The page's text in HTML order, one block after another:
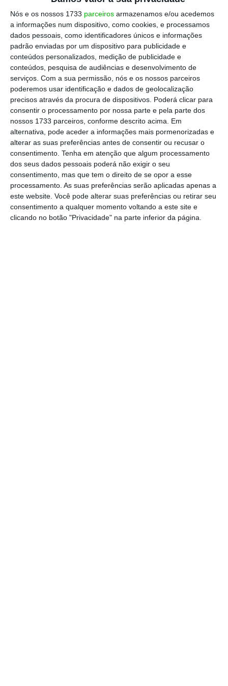
Nós e os nossos 1733 parceiros armazenamos e/ou acedemos
a informações num dispositivo, como cookies, e processamos
dados pessoais, como identificadores únicos e informações
padrão enviadas por um dispositivo para publicidade e
conteúdos personalizados, medição de publicidade e
conteúdos, pesquisa de audiências e desenvolvimento de
serviços. Com a sua permissão, nós e os nossos parceiros
poderemos usar identificação e dados de geolocalização
precisos através da procura de dispositivos. Poderá clicar para
consentir o processamento por nossa parte e pela parte dos
nossos 1733 parceiros, conforme descrito acima. Em
alternativa, pode aceder a informações mais pormenorizadas e
alterar as suas preferências antes de consentir ou recusar o
consentimento. Tenha em atenção que algum processamento
dos seus dados pessoais poderá não exigir o seu
consentimento, mas que tem o direito de se opor a esse
processamento. As suas preferências serão aplicadas apenas a
este website. Você pode alterar suas preferências ou retirar seu
consentimento a qualquer momento voltando a este site e
clicando no botão "Privacidade" na parte inferior da página.
Regional, na sequência de um requerimento
do PS.“Aquilo que aconteceu deve ser lido
como um processo de aprendizagem onde se
aprende a fazer melhor no futuro”, reforçou.
Candidato à Azores Airlines não desiste da
privatização
Ler Mais
Em 2 de maio, o Governo dos Açores cancelou
o concurso de privatização da companhia
aérea Azores Airlines, anunciado a intenção
de lançar um novo procedimento.O executivo
açoriano alegou que a companhia estava
avaliada em seis milhões de euros no início do